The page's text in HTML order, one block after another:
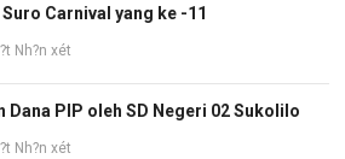
Carnival yang ke -11
Nh?n xét
Dana PIP oleh SD Negeri 02 Sukolilo
Nh?n xét